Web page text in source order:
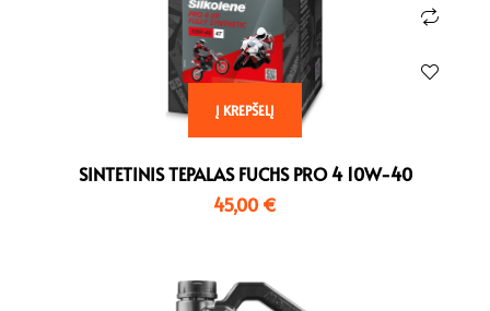
Į KREPŠELĮ
SINTETINIS TEPALAS FUCHS PRO 4 10W-40
45,00 €